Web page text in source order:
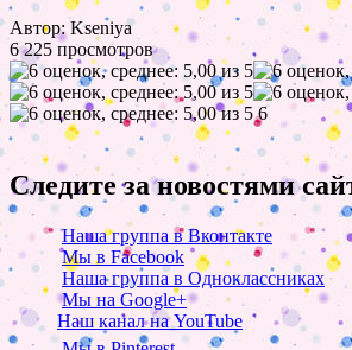
Автор: Kseniya
6 225 просмотров
6
Следите за новостями
Наша группа в Вконтакте
Мы в Facebook
Наша группа в Одноклассниках
Мы на Google+
Наш канал на YouTube